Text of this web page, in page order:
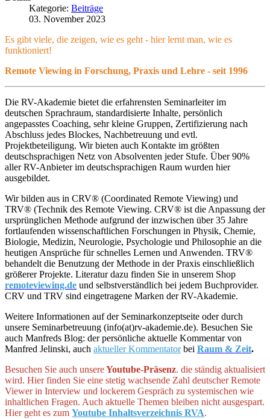
Kategorie: Beiträge
03. November 2023
Es gibt viele, die zeigen, wie es geht - hier lernt man, wie es
funktioniert!
Remote Viewing in Forschung, Praxis und Lehre - seit 1996
Die RV-Akademie bietet die erfahrensten Seminarleiter im
deutschen Sprachraum, standardisierte Inhalte, persönlich
angepasstes Coaching, sehr kleine Gruppen, Zertifizierung nach
Abschluss jedes Blockes, Nachbetreuung und evtl.
Projektbeteiligung. Wir bieten auch Kontakte im größten
deutschsprachigen Netz von Absolventen jeder Stufe. Über 90%
aller RV-Anbieter im deutschsprachigen Raum wurden hier
ausgebildet.
Wir bilden aus in CRV® (Coordinated Remote Viewing) und
TRV® (Technik des Remote Viewing. CRV® ist die Anpassung der
ursprünglichen Methode aufgrund der inzwischen über 35 Jahre
fortlaufenden wissenschaftlichen Forschungen in Physik, Chemie,
Biologie, Medizin, Neurologie, Psychologie und Philosophie an die
heutigen Ansprüche für schnelles Lernen und Anwenden. TRV®
behandelt die Benutzung der Methode in der Praxis einschließlich
größerer Projekte. Literatur dazu finden Sie in unserem Shop
remoteviewing.de und selbstverständlich bei jedem Buchprovider.
CRV und TRV sind eingetragene Marken der RV-Akademie.
Weitere Informationen auf der Seminarkonzeptseite oder durch
unsere Seminarbetreuung (info(at)rv-akademie.de). Besuchen Sie
auch Manfreds Blog: der persönliche aktuelle Kommentar von
Manfred Jelinski, auch aktueller Kommentatorbei Raum & Zeit.
Besuchen Sie auch unsereYoutube-Präsenz. die ständig aktualisiert
wird. Hier finden Sie eine stetig wachsende Zahl deutscher Remote
Viewer in Interview und lockerem Gespräch zu systemischen wie
inhaltlichen Fragen. Auch aktuelle Themen bleiben nicht ausgespart.
Hier geht es zum Youtube Inhaltsverzeichnis RVA.